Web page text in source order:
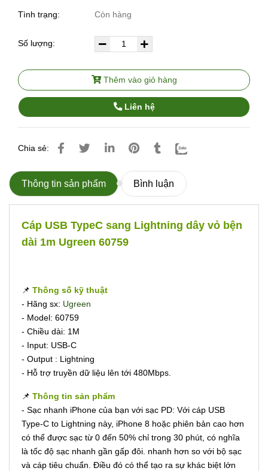
Tình trạng: Còn hàng
Số lượng:
Thêm vào giỏ hàng
Liên hệ
Chia sẻ:
Thông tin sản phẩm Bình luận
Cáp USB TypeC sang Lightning dây vỏ bện
dài 1m Ugreen 60759
📌 Thông số kỹ thuật
- Hãng sx: Ugreen
- Model: 60759
- Chiều dài: 1M
- Input: USB-C
- Output : Lightning
- Hỗ trợ truyền dữ liệu lên tới 480Mbps.
📌 Thông tin sản phẩm
- Sạc nhanh iPhone của bạn với sạc PD: Với cáp USB
Type-C to Lightning này, iPhone 8 hoặc phiên bản cao hơn
có thể được sạc từ 0 đến 50% chỉ trong 30 phút, có nghĩa
là tốc độ sạc nhanh gần gấp đôi. nhanh hơn so với bộ sạc
và cáp tiêu chuẩn. Điều đó có thể tạo ra sự khác biệt lớn